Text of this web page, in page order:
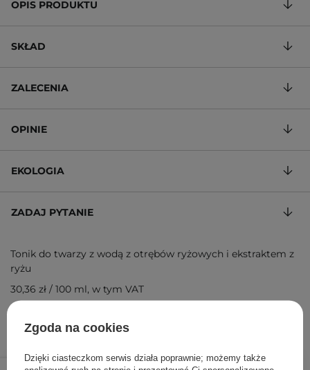
OPIS PRODUKTU
SKŁAD
ZALECENIA
OPINIE
EKOLOGIA
ZADAJ PYTANIE
Tonik do twarzy z wodą z otrębów ryżowych i ekstraktem z
ryżu
30,36 zł / 100 ml, w tym VAT
ID towaru: 22652
Zgoda na cookies
Dzięki ciasteczkom serwis działa poprawnie; możemy także